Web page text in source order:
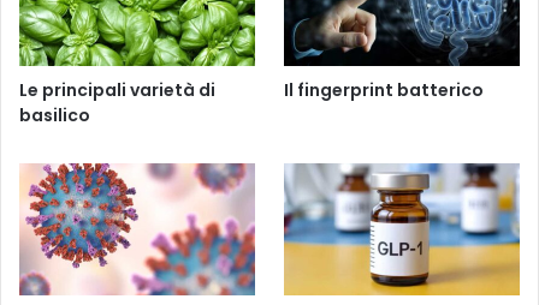
Le principali varietà di
basilico
Il fingerprint batterico